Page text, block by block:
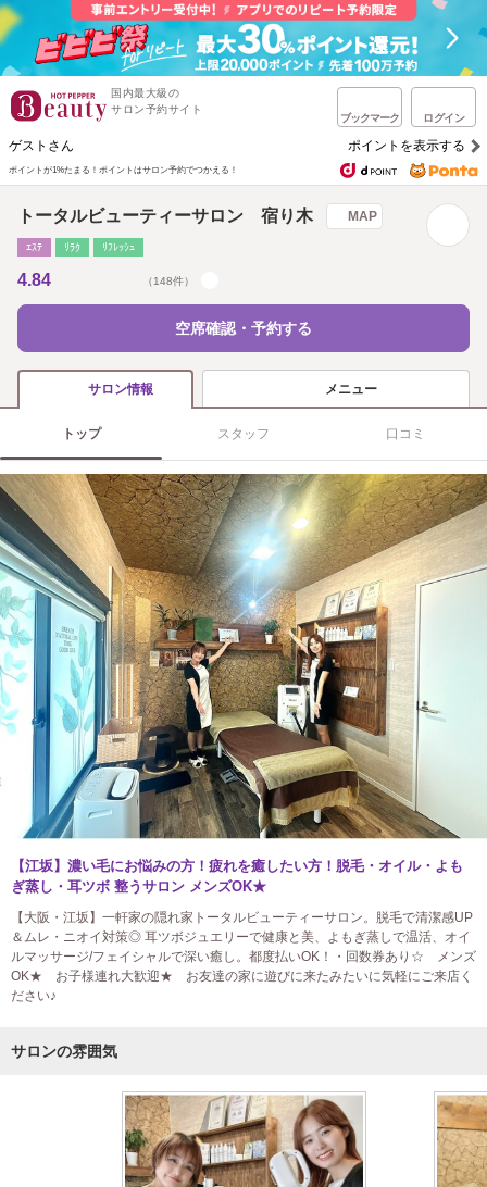
国内最大級の
サロン予約サイト
ブックマーク ログイン
ゲストさん ポイントを表示する
ポイントが1%たまる！ ポイントはサロン予約でつかえる！
トータルビューティーサロン 宿り木 MAP
ｴｽﾃ ﾘﾗｸ ﾘﾌﾚｯｼｭ
4.84 （148件）
空席確認・予約する
サロン情報 メニュー
トップ スタッフ 口コミ
【江坂】濃い毛にお悩みの方！疲れを癒したい方！脱毛・オイル・よも
ぎ蒸し・耳ツボ 整うサロン メンズOK★
【大阪・江坂】一軒家の隠れ家トータルビューティーサロン。脱毛で清潔感UP
＆ムレ・ニオイ対策◎ 耳ツボジュエリーで健康と美、よもぎ蒸しで温活、オイ
ルマッサージ/フェイシャルで深い癒し。都度払いOK！・回数券あり☆ メンズ
OK★ お子様連れ大歓迎★ お友達の家に遊びに来たみたいに気軽にご来店く
ださい♪
サロンの雰囲気